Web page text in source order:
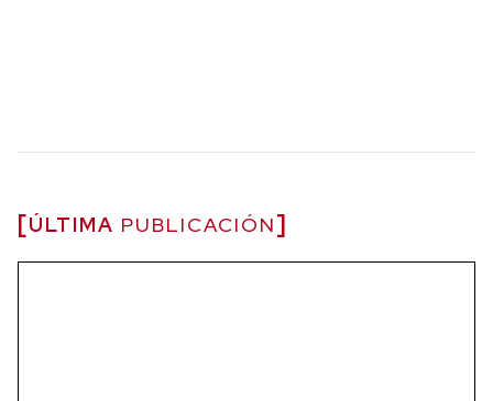
ÚLTIMA PUBLICACIÓN